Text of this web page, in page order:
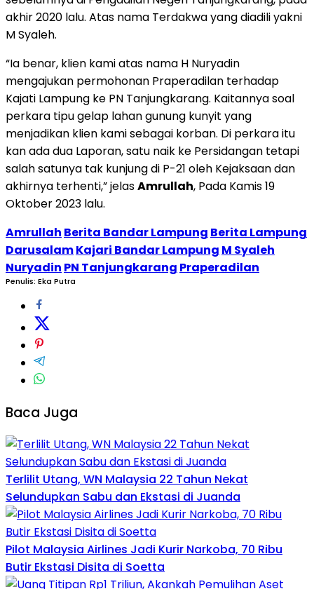
akhir 2020 lalu. Atas nama Terdakwa yang diadili yakni
M Syaleh.
“Ia benar, klien kami atas nama H Nuryadin
mengajukan permohonan Praperadilan terhadap
Kajati Lampung ke PN Tanjungkarang. Kaitannya soal
perkara tipu gelap lahan gunung kunyit yang
menjadikan klien kami sebagai korban. Di perkara itu
kan ada dua Laporan, satu naik ke Persidangan tetapi
salah satunya tak kunjung di P-21 oleh Kejaksaan dan
akhirnya terhenti,” jelasAmrullah, Pada Kamis 19
Oktober 2023 lalu.
Amrullah Berita Bandar Lampung Berita Lampung
DarusalamKajari Bandar Lampung M Syaleh
Nuryadin PN Tanjungkarang Praperadilan
Penulis: Eka Putra
Baca Juga
Terlilit Utang, WN Malaysia 22 Tahun Nekat
Selundupkan Sabu dan Ekstasi di Juanda
Pilot Malaysia Airlines Jadi Kurir Narkoba, 70 Ribu
Butir Ekstasi Disita di Soetta